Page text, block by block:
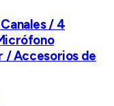
/ 4
/ Accesorios de